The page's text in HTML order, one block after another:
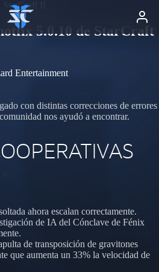
StarCraft II
5.0.10 de StarCraft
Entertainment
con distintas correcciones de errores
nos ayudó a encontrar.
ahora escalan correctamente.
de IA del Cónclave de Fénix
de transposición de gravitones
que aumenta un 33% la velocidad de